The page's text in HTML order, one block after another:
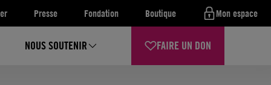
Presse Fondation Boutique Mon espace
NOUS SOUTENIR FAIRE UN DON